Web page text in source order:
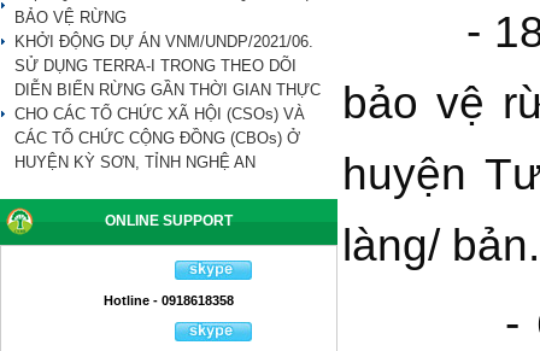
BẢO VỆ RỪNG
KHỞI ĐỘNG DỰ ÁN VNM/UNDP/2021/06.
SỬ DỤNG TERRA-I TRONG THEO DÕI
DIỄN BIẾN RỪNG GẦN THỜI GIAN THỰC
CHO CÁC TỔ CHỨC XÃ HỘI (CSOs) VÀ
CÁC TỔ CHỨC CỘNG ĐỒNG (CBOs) Ở
HUYỆN KỲ SƠN, TỈNH NGHỆ AN
ONLINE SUPPORT
Hotline - 0918618358
- 180
bảo vệ
huyện
làng/ bản.
- 60